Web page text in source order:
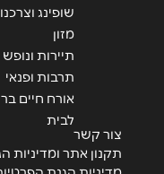
שופינג
מזון
תיירות ונופש
תרבות ופנאי
אורח חיים
לבית
צור קשר
תקנון אתר ומדיניות